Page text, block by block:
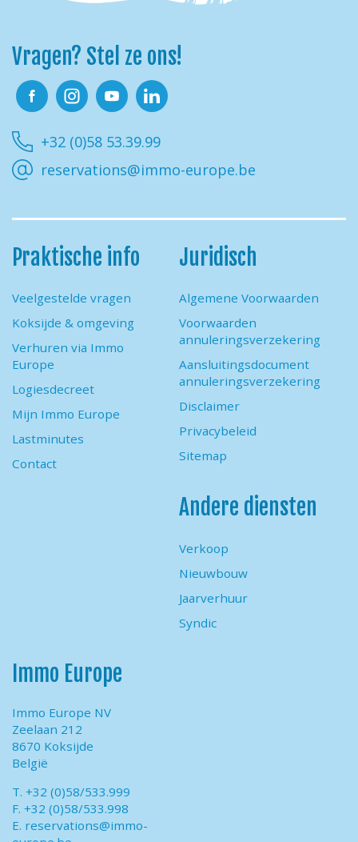
Vragen? Stel ze ons!
+32 (0)58 53.39.99
reservations@immo-europe.be
Praktische info
Veelgestelde vragen
Koksijde & omgeving
Verhuren via Immo
Europe
Logiesdecreet
Mijn Immo Europe
Lastminutes
Contact
Juridisch
Algemene Voorwaarden
Voorwaarden
annuleringsverzekering
Aansluitingsdocument
annuleringsverzekering
Disclaimer
Privacybeleid
Sitemap
Andere diensten
Verkoop
Nieuwbouw
Jaarverhuur
Syndic
Immo Europe
Immo Europe NV
Zeelaan 212
8670 Koksijde
België
T. +32 (0)58/533.999
F. +32 (0)58/533.998
E. reservations@immo-